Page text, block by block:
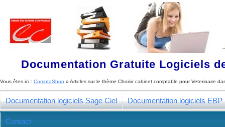
Documentation Gratuite Logiciels
Vous êtes ici : ComptaShop » Articles sur le thème Choisir cabinet comptable pour Veterinaire
Documentation logiciels Sage Ciel Documentation logiciels EBP
Contact